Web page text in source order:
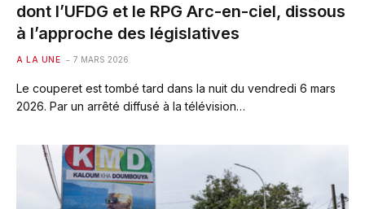
dont l’UFDG et le RPG Arc-en-ciel, dissous
à l’approche des législatives
A LA UNE 7 MARS 2026
Le couperet est tombé tard dans la nuit du vendredi 6 mars
2026. Par un arrêté diffusé à la télévision…